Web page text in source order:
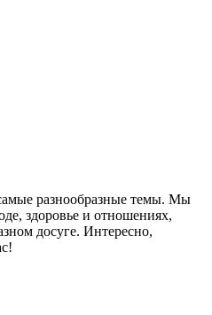
разнообразные темы. Мы
здоровье и отношениях,
досуге. Интересно,